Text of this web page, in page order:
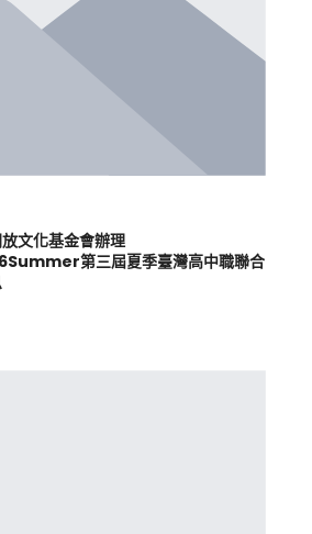
放文化基金會辦理
第三屆夏季臺灣高中職聯合